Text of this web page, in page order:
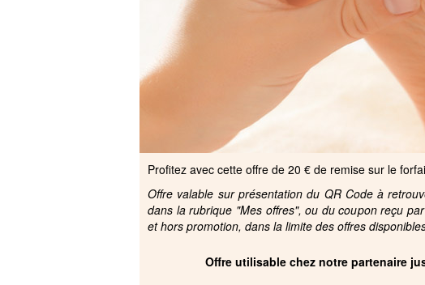
Profitez avec cette offre de 20 € de remise sur le
Offre valable sur présentation du QR Code à
dans la rubrique "Mes offres", ou du coupon reçu
et hors promotion, dans la limite des offres
Offre utilisable chez notre partenaire